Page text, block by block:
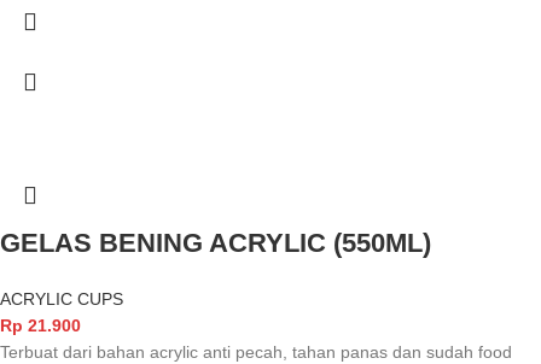
GELAS BENING ACRYLIC (550ML)
ACRYLIC CUPS
Rp 21.900
Terbuat dari bahan acrylic anti pecah, tahan panas dan sudah food